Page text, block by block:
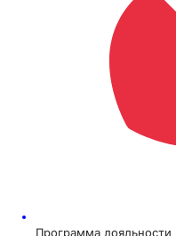
Программа лояльности